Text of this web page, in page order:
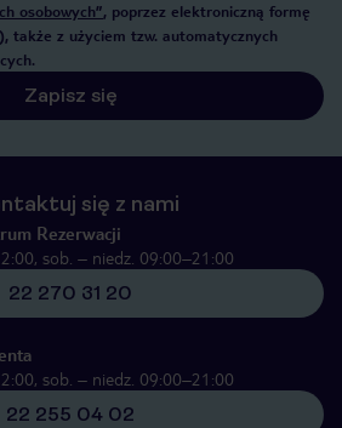
osobowych”, poprzez elektroniczną formę
także z użyciem tzw. automatycznych
Zapisz się
się z nami
Rezerwacji
sob. – niedz. 09:00–21:00
22 270 31 20
sob. – niedz. 09:00–21:00
22 255 04 02